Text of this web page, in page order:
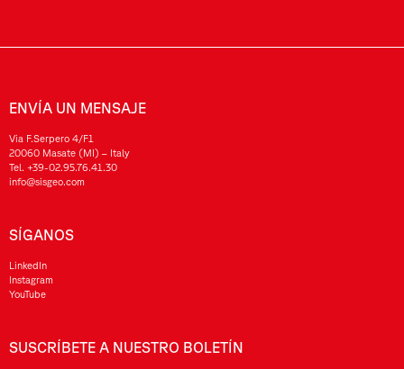
ENVÍA UN MENSAJE
Via F.Serpero 4/F1
20060 Masate (MI) – Italy
Tel. +39-02.95.76.41.30
info@sisgeo.com
SÍGANOS
LinkedIn
Instagram
YouTube
SUSCRÍBETE A NUESTRO BOLETÍN